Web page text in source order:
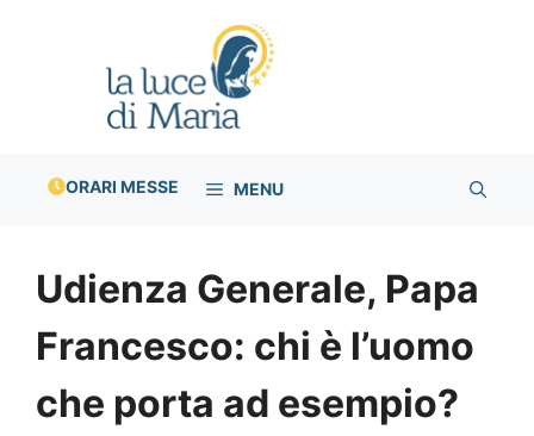
ORARI MESSE MENU
Udienza Generale, Papa
Francesco: chi è l’uomo
che porta ad esempio?